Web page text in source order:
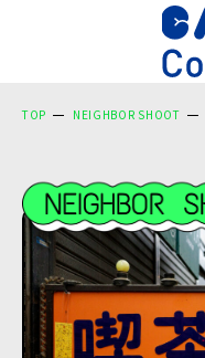
TOP NEIGHBOR SHOOT